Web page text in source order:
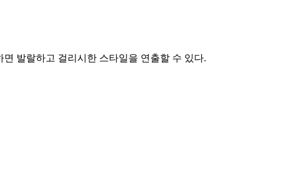
발랄하고 걸리시한 스타일을 연출할 수 있다.